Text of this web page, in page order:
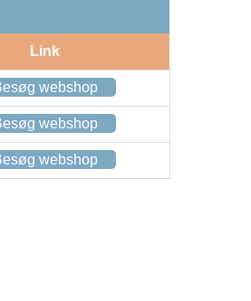
Link
webshop
webshop
webshop